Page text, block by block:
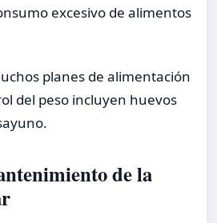
excesivo de alimentos
planes de alimentación
del peso incluyen huevos
de la